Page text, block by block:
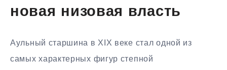
новая низовая власть
Аульный старшина в XIX веке стал одной из
самых характерных фигур степной